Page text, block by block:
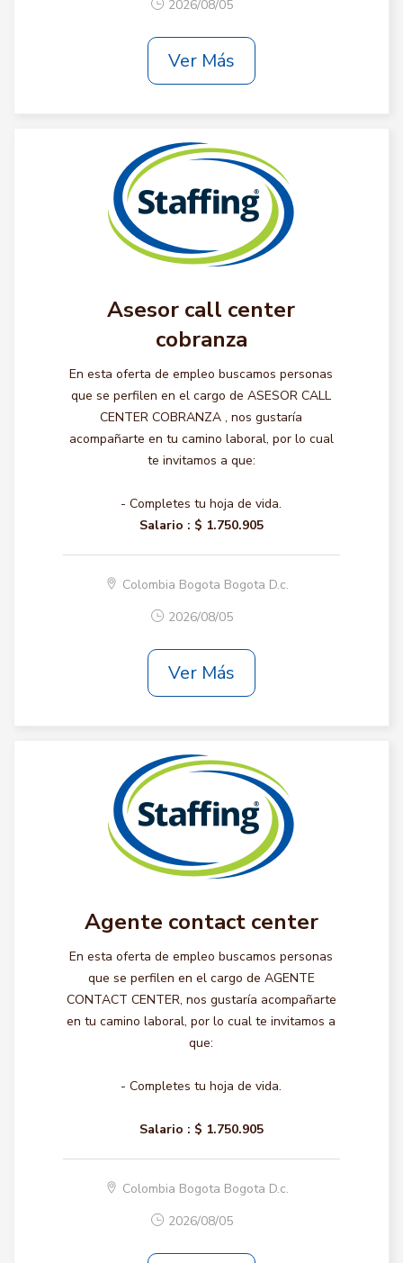
2026/08/05
Ver Más
Asesor call center
cobranza
En esta oferta de empleo buscamos personas
que se perfilen en el cargo de ASESOR CALL
CENTER COBRANZA , nos gustaría
acompañarte en tu camino laboral, por lo cual
te invitamos a que:
- Completes tu hoja de vida.
Salario : $ 1.750.905
Colombia Bogota Bogota D.c.
2026/08/05
Ver Más
Agente contact center
En esta oferta de empleo buscamos personas
que se perfilen en el cargo de AGENTE
CONTACT CENTER, nos gustaría acompañarte
en tu camino laboral, por lo cual te invitamos a
que:
- Completes tu hoja de vida.
Salario : $ 1.750.905
Colombia Bogota Bogota D.c.
2026/08/05